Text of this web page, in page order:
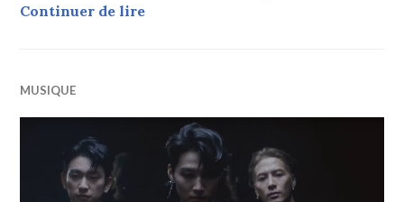
Continuer de lireGOT7 fait son comeback après 3
MUSIQUE